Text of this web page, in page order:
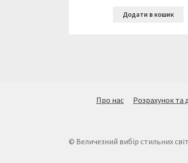
Додати в кошик
Про нас Розрахунок та
© Величезний вибір стильних